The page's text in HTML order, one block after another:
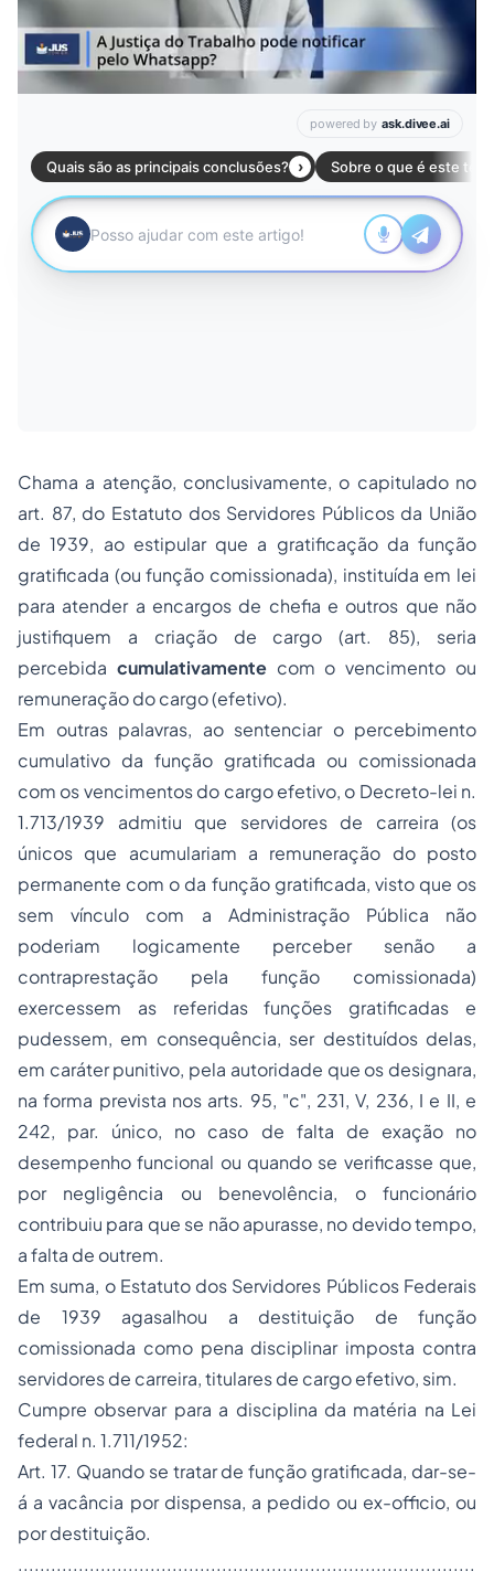
Chama a atenção, conclusivamente, o capitulado no
art. 87, do Estatuto dos Servidores Públicos da União
de 1939, ao estipular que a gratificação da função
gratificada (ou função comissionada), instituída em lei
para atender a encargos de chefia e outros que não
justifiquem a criação de cargo (art. 85), seria
percebida cumulativamentecom o vencimento ou
remuneração do cargo (efetivo).
Em outras palavras, ao sentenciar o percebimento
cumulativo da função gratificada ou comissionada
com os vencimentos do cargo efetivo, o Decreto-lei n.
1.713/1939 admitiu que servidores de carreira (os
únicos que acumulariam a remuneração do posto
permanente com o da função gratificada, visto que os
sem vínculo com a Administração Pública não
poderiam logicamente perceber senão a
contraprestação pela função comissionada)
exercessem as referidas funções gratificadas e
pudessem, em consequência, ser destituídos delas,
em caráter punitivo, pela autoridade que os designara,
na forma prevista nos arts. 95, "c", 231, V, 236, I e II, e
242, par. único, no caso de falta de exação no
desempenho funcional ou quando se verificasse que,
por negligência ou benevolência, o funcionário
contribuiu para que se não apurasse, no devido tempo,
a falta de outrem.
Em suma, o Estatuto dos Servidores Públicos Federais
de 1939 agasalhou a destituição de função
comissionada como pena disciplinar imposta contra
servidores de carreira, titulares de cargo efetivo, sim.
Cumpre observar para a disciplina da matéria na Lei
federal n. 1.711/1952:
Art. 17. Quando se tratar de função gratificada, dar-se-
á a vacância por dispensa, a pedido ou ex-officio, ou
por destituição.
...................................................................................